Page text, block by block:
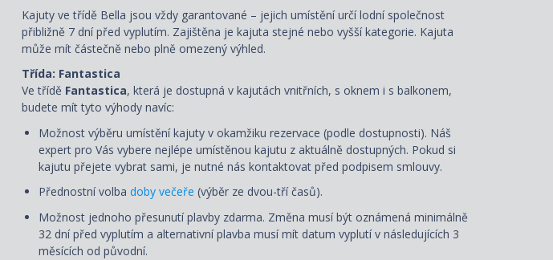
Kajuty ve třídě Bella jsou vždy garantované – jejich umístění určí lodní společnost
přibližně 7 dní před vyplutím. Zajištěna je kajuta stejné nebo vyšší kategorie. Kajuta
může mít částečně nebo plně omezený výhled.
Třída: Fantastica
Ve třídě Fantastica, která je dostupná v kajutách vnitřních, s oknem i s balkonem,
budete mít tyto výhody navíc:
Možnost výběru umístění kajuty v okamžiku rezervace (podle dostupnosti). Náš
expert pro Vás vybere nejlépe umístěnou kajutu z aktuálně dostupných. Pokud si
kajutu přejete vybrat sami, je nutné nás kontaktovat před podpisem smlouvy.
Přednostní volba doby večeře (výběr ze dvou-tří časů).
Možnost jednoho přesunutí plavby zdarma. Změna musí být oznámená minimálně
32 dní před vyplutím a alternativní plavba musí mít datum vyplutí v následujících 3
měsících od původní.